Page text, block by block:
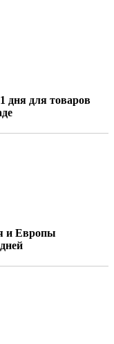
дня для товаров
и Европы